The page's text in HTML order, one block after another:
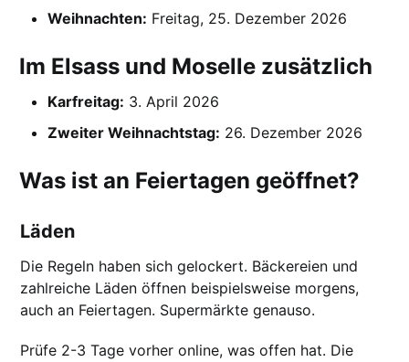
Weihnachten: Freitag, 25. Dezember 2026
Im Elsass und Moselle zusätzlich
Karfreitag: 3. April 2026
Zweiter Weihnachtstag: 26. Dezember 2026
Was ist an Feiertagen geöffnet?
Läden
Die Regeln haben sich gelockert. Bäckereien und
zahlreiche Läden öffnen beispielsweise morgens,
auch an Feiertagen. Supermärkte genauso.
Prüfe 2-3 Tage vorher online, was offen hat. Die